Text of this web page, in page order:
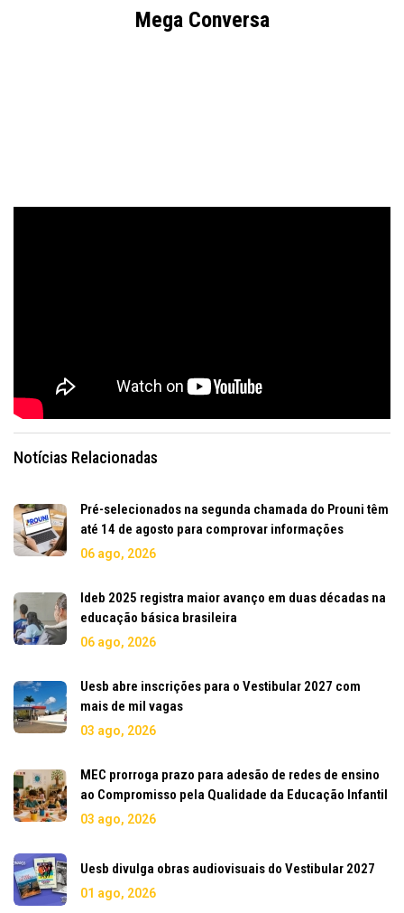
Mega Conversa
Notícias Relacionadas
Pré-selecionados na segunda chamada do Prouni têm
até 14 de agosto para comprovar informações
06 ago, 2026
Ideb 2025 registra maior avanço em duas décadas na
educação básica brasileira
06 ago, 2026
Uesb abre inscrições para o Vestibular 2027 com
mais de mil vagas
03 ago, 2026
MEC prorroga prazo para adesão de redes de ensino
ao Compromisso pela Qualidade da Educação Infantil
03 ago, 2026
Uesb divulga obras audiovisuais do Vestibular 2027
01 ago, 2026